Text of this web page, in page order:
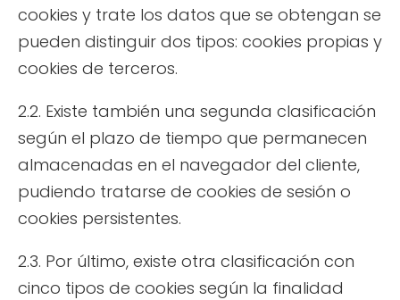
cookies y trate los datos que se obtengan se
pueden distinguir dos tipos: cookies propias y
cookies de terceros.
2.2. Existe también una segunda clasificación
según el plazo de tiempo que permanecen
almacenadas en el navegador del cliente,
pudiendo tratarse de cookies de sesión o
cookies persistentes.
2.3. Por último, existe otra clasificación con
cinco tipos de cookies según la finalidad